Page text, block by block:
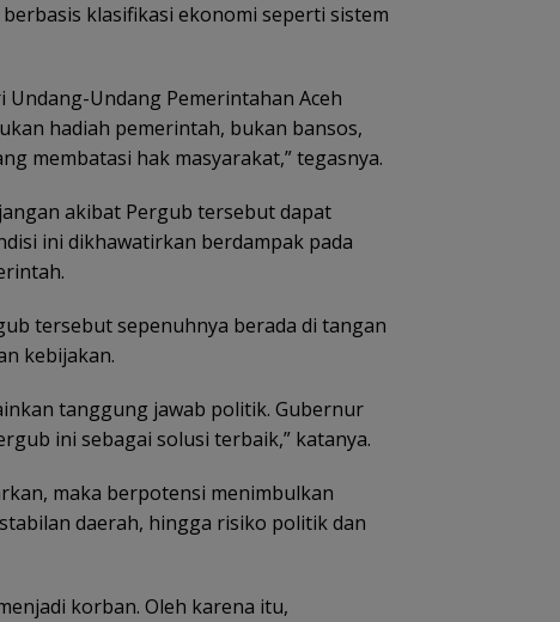
klasifikasi ekonomi seperti sistem
Undang-Undang Pemerintahan Aceh
hadiah pemerintah, bukan bansos,
membatasi hak masyarakat,” tegasnya.
akibat Pergub tersebut dapat
ini dikhawatirkan berdampak pada
tersebut sepenuhnya berada di tangan
kebijakan.
tanggung jawab politik. Gubernur
ini sebagai solusi terbaik,” katanya.
maka berpotensi menimbulkan
daerah, hingga risiko politik dan
korban. Oleh karena itu,